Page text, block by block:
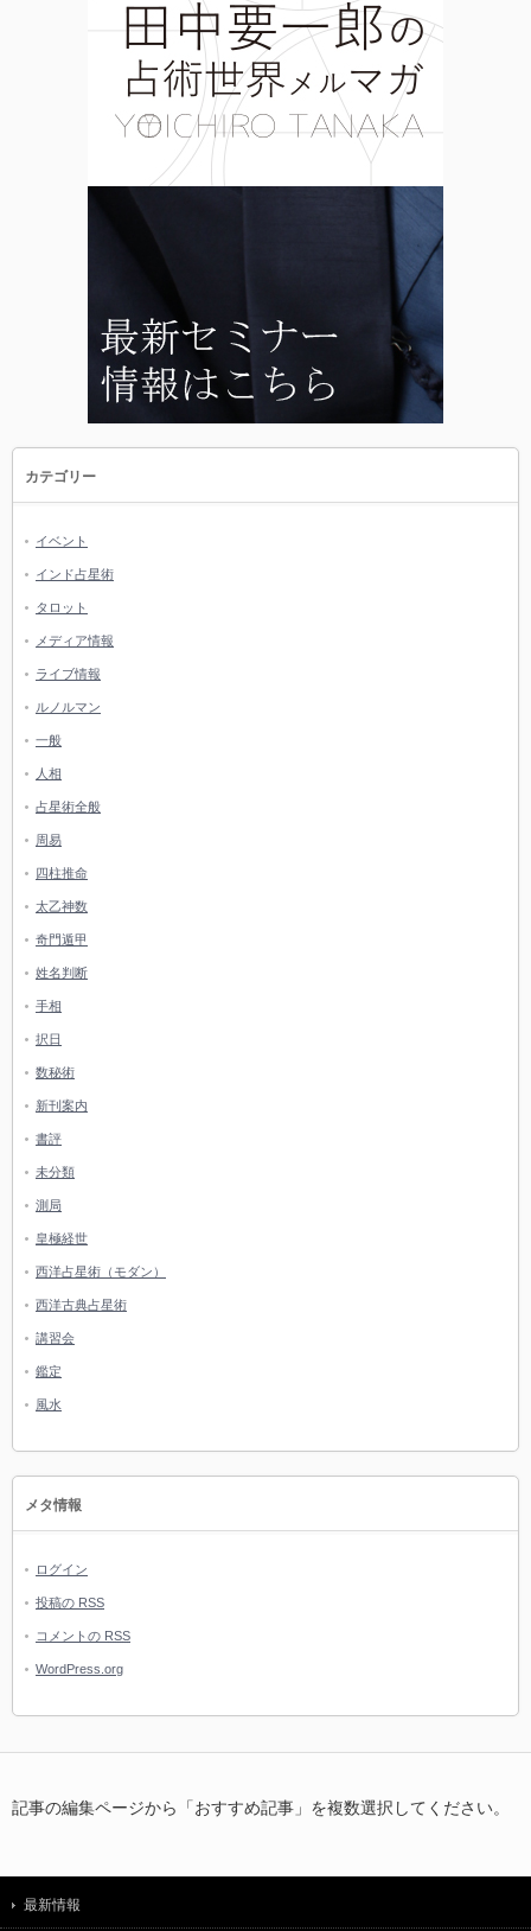
カテゴリー
イベント
インド占星術
タロット
メディア情報
ライブ情報
ルノルマン
一般
人相
占星術全般
周易
四柱推命
太乙神数
奇門遁甲
姓名判断
手相
択日
数秘術
新刊案内
書評
未分類
測局
皇極経世
西洋占星術（モダン）
西洋古典占星術
講習会
鑑定
風水
メタ情報
ログイン
投稿の RSS
コメントの RSS
WordPress.org
記事の編集ページから「おすすめ記事」を複数選択してください。
最新情報